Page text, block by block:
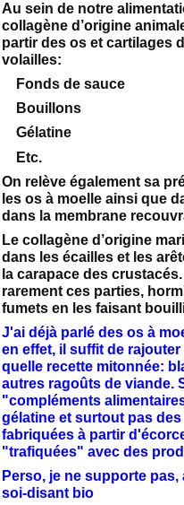
Au sein de notre
collagène d’origine
partir des os et cartilages
volailles:
Fonds de sauce
Bouillons
Gélatine
Etc.
On relève également sa
les os à moelle ainsi que
dans la membrane
Le collagène d’origine
dans les écailles et les
la carapace des
rarement ces parties,
fumets en les faisant
J'ai déjà parlé des os à
en effet, il suffit de
quelle recette mitonnée:
autres ragoûts de viande.
"compléments
gélatine et surtout pas
fabriquées à partir
"trafiquées" avec des
Perso, je ne supporte
soi-disant bio